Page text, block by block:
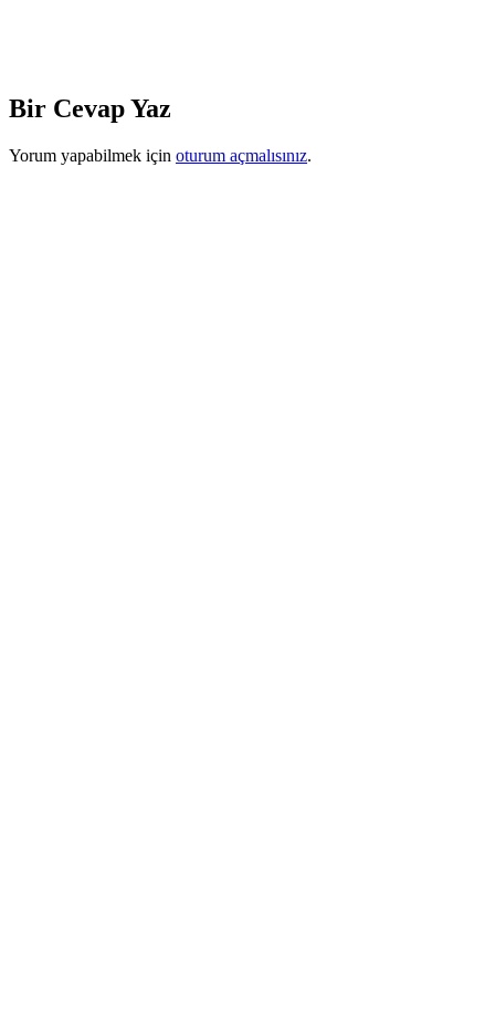
Bir Cevap Yaz
Yorum yapabilmek için oturum açmalısınız.